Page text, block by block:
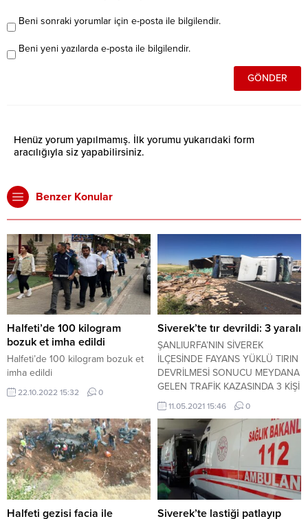
Beni sonraki yorumlar için e-posta ile bilgilendir.
Beni yeni yazılarda e-posta ile bilgilendir.
Henüz yorum yapılmamış. İlk yorumu yukarıdaki form
aracılığıyla siz yapabilirsiniz.
Benzer Konular
Halfeti’de 100 kilogram
bozuk et imha edildi
Halfeti’de 100 kilogram bozuk et
imha edildi
22.10.2022 15:32 0
Siverek’te tır devrildi: 3 yaralı
ŞANLIURFA’NIN SİVEREK
İLÇESİNDE FAYANS YÜKLÜ TIRIN
DEVRİLMESİ SONUCU MEYDANA
GELEN TRAFİK KAZASINDA 3 KİŞİ
YARALANDI.
11.05.2021 15:46 0
Halfeti gezisi facia ile
Siverek’te lastiği patlayıp